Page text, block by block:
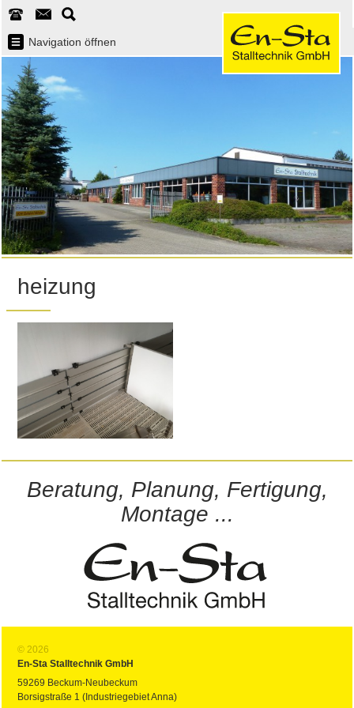
Navigation öffnen
heizung
Beratung, Planung, Fertigung,
Montage ...
© 2026
En-Sta Stalltechnik GmbH
59269 Beckum-Neubeckum
Borsigstraße 1 (Industriegebiet Anna)